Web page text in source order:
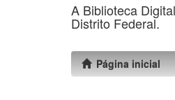
A Biblioteca
Distrito Federal.
Página inicial